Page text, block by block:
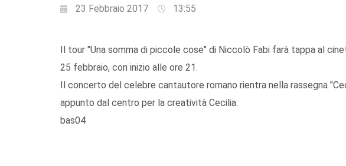
23 Febbraio 2017 13:55
Il tour "Una somma di piccole cose" di Niccolò Fabi farà tappa al
25 febbraio, con inizio alle ore 21.
Il concerto del celebre cantautore romano rientra nella rassegna
appunto dal centro per la creatività Cecilia.
bas04